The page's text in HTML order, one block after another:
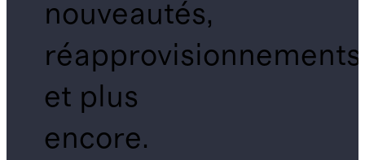
nouveautés,
réapprovisionnements
et plus
encore.